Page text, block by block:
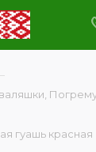
гуашь красная